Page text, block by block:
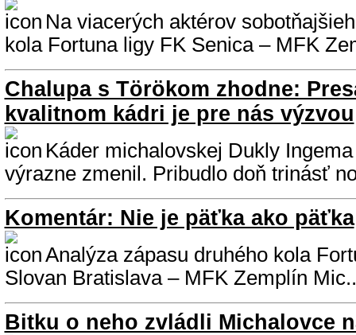
Na viacerých aktérov
kola Fortuna ligy FK Senica – MFK
Chalupa s Törökom zhodne:
kvalitnom kádri je pre nás výzvou
Káder michalovskej Dukly
výrazne zmenil. Pribudlo doň trinásť
Komentár: Nie je päťka ako päťka
Analýza zápasu druhého kola
Slovan Bratislava – MFK Zemplín
Bitku o neho zvládli Michalovce